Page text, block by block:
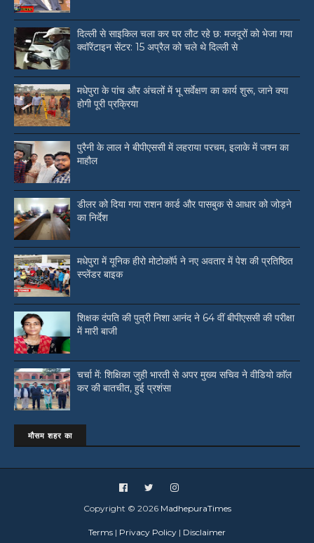
दिल्ली से साइकिल चला कर घर लौट रहे छ: मजदूरों को भेजा गया
क्वॉरेंटाइन सेंटर: 15 अप्रैल को चले थे दिल्ली से
मधेपुरा के पांच और अंचलों में भू सर्वेक्षण का कार्य शुरू, जाने क्या
होगी पूरी प्रक्रिया
पुरैनी के लाल ने बीपीएससी में लहराया परचम, इलाके में जश्न का
माहौल
डीलर को दिया गया राशन कार्ड और पासबुक से आधार को जोड़ने
का निर्देश
मधेपुरा में यूनिक हीरो मोटोकॉर्प ने नए अवतार में पेश की प्रतिष्ठित
स्प्लेंडर बाइक
शिक्षक दंपति की पुत्री निशा आनंद ने 64 वीं बीपीएससी की परीक्षा
में मारी बाजी
चर्चा में: शिक्षिका जुही भारती से अपर मुख्य सचिव ने वीडियो काॅल
कर की बातचीत, हुई प्रशंसा
मौसम शहर का
Copyright © 2026 MadhepuraTimes
Terms | Privacy Policy | Disclaimer